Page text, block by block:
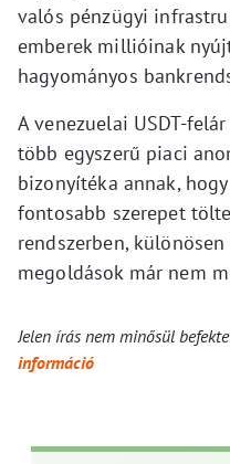
valós pénzügyi
emberek millióinak
hagyományos
A venezuelai USDT-
több egyszerű piaci
bizonyítéka annak,
fontosabb szerepet
rendszerben,
megoldások már nem
Jelen írás nem minősül
információ